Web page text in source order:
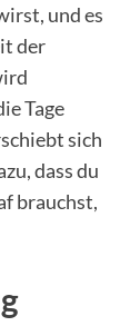
und es
der
Tage
sich
dass du
brauchst,